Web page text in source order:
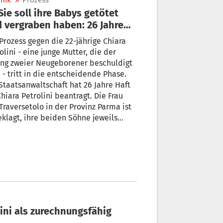
vergraben haben: 26 Jahre
beantragtgegen die 22-jährige Chiara
- eine junge Mutter, die der
zweier Neugeborener beschuldigt
- tritt in die entscheidende Phase.
hat 26 Jahre Haft
Petrolini beantragt. Die Frau
in der Provinz Parma ist
ihre beiden Söhne jeweils